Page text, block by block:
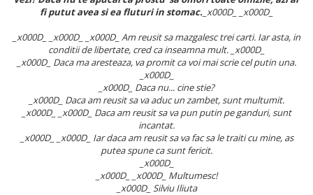
Elevi de 10 plus
Lecturi Scolare
Lumea Copilariei
Ma pregatesc pentru scoala
Manuale - Carte Scolara
Clasa a II-a
Clasa a III-a
fi putut avea si ea fluturi in stomac. _x000D_ _x000D_
_x000D_ _x000D_ _x000D_ Am reusit sa mazgalesc trei carti. Iar asta, in
conditii de libertate, cred ca inseamna mult. _x000D_
_x000D_ Daca ma aresteaza, va promit ca voi mai scrie cel putin una.
_x000D_
_x000D_ Daca nu... cine stie?
_x000D_ Daca am reusit sa va aduc un zambet, sunt multumit.
_x000D_ _x000D_ Daca am reusit sa va pun putin pe ganduri, sunt
incantat.
_x000D_ _x000D_ Iar daca am reusit sa va fac sa le traiti cu mine, as
putea spune ca sunt fericit.
_x000D_
_x000D_ _x000D_ Multumesc!
_x000D_ Silviu Iliuta